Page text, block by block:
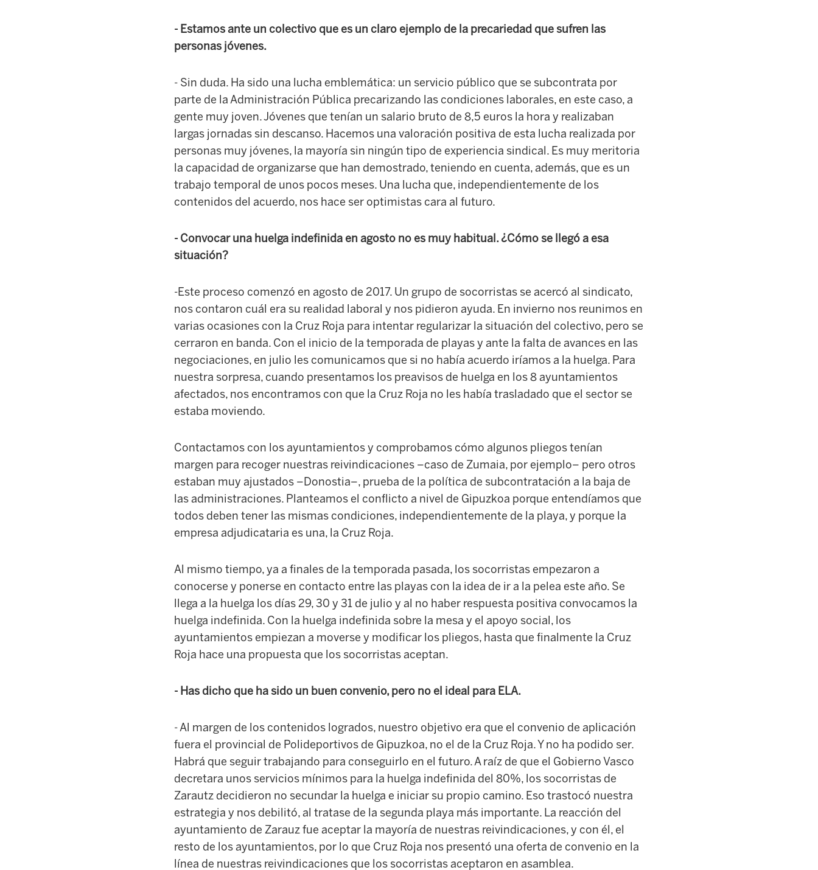
- Estamos ante un colectivo que es un claro ejemplo de la precariedad que sufren las
personas jóvenes.
- Sin duda. Ha sido una lucha emblemática: un servicio público que se subcontrata por
parte de la Administración Pública precarizando las condiciones laborales, en este caso, a
gente muy joven. Jóvenes que tenían un salario bruto de 8,5 euros la hora y realizaban
largas jornadas sin descanso. Hacemos una valoración positiva de esta lucha realizada por
personas muy jóvenes, la mayoría sin ningún tipo de experiencia sindical. Es muy meritoria
la capacidad de organizarse que han demostrado, teniendo en cuenta, además, que es un
trabajo temporal de unos pocos meses. Una lucha que, independientemente de los
contenidos del acuerdo, nos hace ser optimistas cara al futuro.
- Convocar una huelga indefinida en agosto no es muy habitual. ¿Cómo se llegó a esa
situación?
-Este proceso comenzó en agosto de 2017. Un grupo de socorristas se acercó al sindicato,
nos contaron cuál era su realidad laboral y nos pidieron ayuda. En invierno nos reunimos en
varias ocasiones con la Cruz Roja para intentar regularizar la situación del colectivo, pero se
cerraron en banda. Con el inicio de la temporada de playas y ante la falta de avances en las
negociaciones, en julio les comunicamos que si no había acuerdo iríamos a la huelga. Para
nuestra sorpresa, cuando presentamos los preavisos de huelga en los 8 ayuntamientos
afectados, nos encontramos con que la Cruz Roja no les había trasladado que el sector se
estaba moviendo.
Contactamos con los ayuntamientos y comprobamos cómo algunos pliegos tenían
margen para recoger nuestras reivindicaciones –caso de Zumaia, por ejemplo– pero otros
estaban muy ajustados –Donostia–, prueba de la política de subcontratación a la baja de
las administraciones. Planteamos el conflicto a nivel de Gipuzkoa porque entendíamos que
todos deben tener las mismas condiciones, independientemente de la playa, y porque la
empresa adjudicataria es una, la Cruz Roja.
Al mismo tiempo, ya a finales de la temporada pasada, los socorristas empezaron a
conocerse y ponerse en contacto entre las playas con la idea de ir a la pelea este año. Se
llega a la huelga los días 29, 30 y 31 de julio y al no haber respuesta positiva convocamos la
huelga indefinida. Con la huelga indefinida sobre la mesa y el apoyo social, los
ayuntamientos empiezan a moverse y modificar los pliegos, hasta que finalmente la Cruz
Roja hace una propuesta que los socorristas aceptan.
- Has dicho que ha sido un buen convenio, pero no el ideal para ELA.
- Al margen de los contenidos logrados, nuestro objetivo era que el convenio de aplicación
fuera el provincial de Polideportivos de Gipuzkoa, no el de la Cruz Roja. Y no ha podido ser.
Habrá que seguir trabajando para conseguirlo en el futuro. A raíz de que el Gobierno Vasco
decretara unos servicios mínimos para la huelga indefinida del 80%, los socorristas de
Zarautz decidieron no secundar la huelga e iniciar su propio camino. Eso trastocó nuestra
estrategia y nos debilitó, al tratase de la segunda playa más importante. La reacción del
ayuntamiento de Zarauz fue aceptar la mayoría de nuestras reivindicaciones, y con él, el
resto de los ayuntamientos, por lo que Cruz Roja nos presentó una oferta de convenio en la
línea de nuestras reivindicaciones que los socorristas aceptaron en asamblea.